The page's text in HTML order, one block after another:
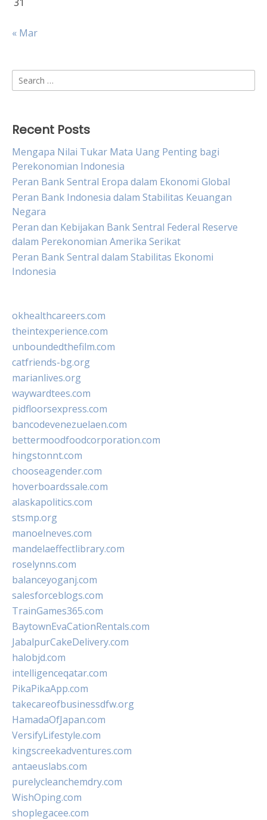
« Mar
Search
for:
Recent Posts
Mengapa Nilai Tukar Mata Uang Penting bagi
Perekonomian Indonesia
Peran Bank Sentral Eropa dalam Ekonomi Global
Peran Bank Indonesia dalam Stabilitas Keuangan
Negara
Peran dan Kebijakan Bank Sentral Federal Reserve
dalam Perekonomian Amerika Serikat
Peran Bank Sentral dalam Stabilitas Ekonomi
Indonesia
okhealthcareers.com
theintexperience.com
unboundedthefilm.com
catfriends-bg.org
marianlives.org
waywardtees.com
pidfloorsexpress.com
bancodevenezuelaen.com
bettermoodfoodcorporation.com
hingstonnt.com
chooseagender.com
hoverboardssale.com
alaskapolitics.com
stsmp.org
manoelneves.com
mandelaeffectlibrary.com
roselynns.com
balanceyoganj.com
salesforceblogs.com
TrainGames365.com
BaytownEvaCationRentals.com
JabalpurCakeDelivery.com
halobjd.com
intelligenceqatar.com
PikaPikaApp.com
takecareofbusinessdfw.org
HamadaOfJapan.com
VersifyLifestyle.com
kingscreekadventures.com
antaeuslabs.com
purelycleanchemdry.com
WishOping.com
shoplegacee.com